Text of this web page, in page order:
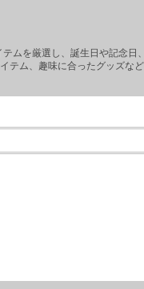
ムを厳選し、誕生日や記念日
テム、趣味に合ったグッズな